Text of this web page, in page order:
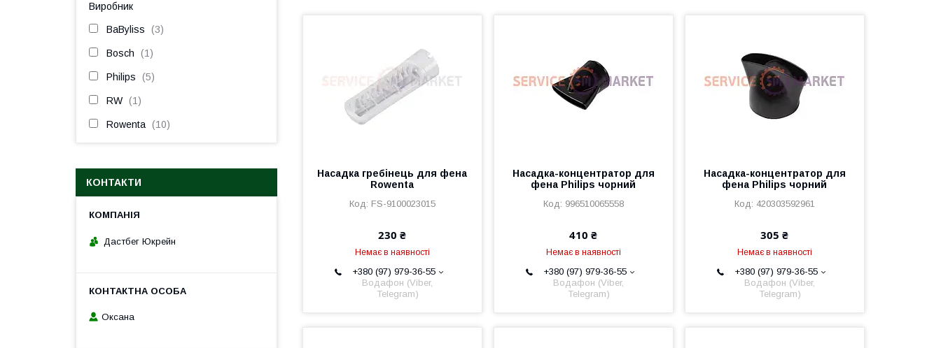
Насадка гребінець для фена
Rowenta
FS-9100023015
230 ₴
Немає в наявності
+380 (97) 979-36-55
Водафон (Viber,
Telegram)
Насадка-концентратор для
фена Philips чорний
996510065558
410 ₴
Немає в наявності
+380 (97) 979-36-55
Водафон (Viber,
Telegram)
Насадка-концентратор для
фена Philips чорний
420303592961
305 ₴
Немає в наявності
+380 (97) 979-36-55
Водафон (Viber,
Telegram)
Виробник
BaByliss 3
Bosch 1
Philips 5
RW 1
Rowenta 10
КОНТАКТИ
Дастбег Юкрейн
Оксана